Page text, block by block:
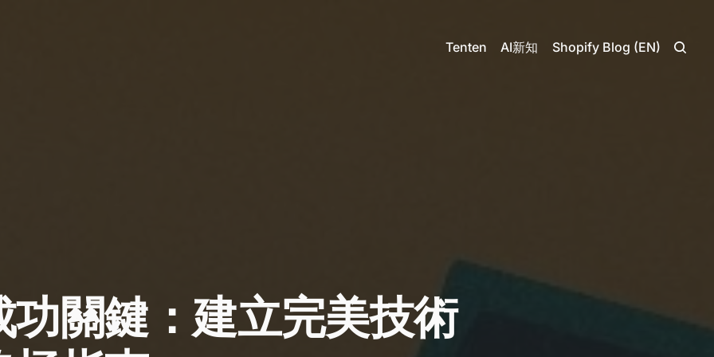
Tenten AI新知 Shopify Blog (EN)
功關鍵：建立完美技術